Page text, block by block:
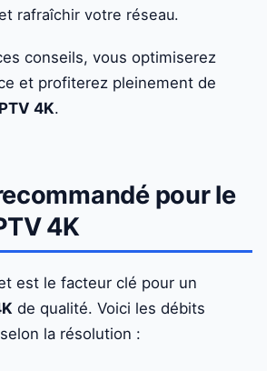
rafraîchir votre réseau.
conseils, vous optimiserez
et profiterez pleinement de
4K.
pour le
4K
est le facteur clé pour un
de qualité. Voici les débits
la résolution :